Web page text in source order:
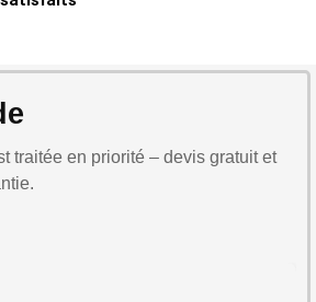
traitée en priorité – devis gratuit et